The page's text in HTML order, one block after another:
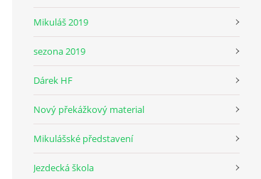
Mikuláš 2019
sezona 2019
Dárek HF
Nový překážkový material
Mikulášské představení
Jezdecká škola